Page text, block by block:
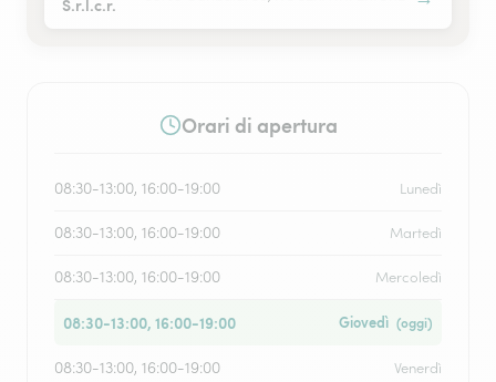
S.r.l.c.r.
Orari di apertura
08:30-13:00, 16:00-19:00 Lunedì
08:30-13:00, 16:00-19:00 Martedì
08:30-13:00, 16:00-19:00 Mercoledì
08:30-13:00, 16:00-19:00 Giovedì (oggi)
08:30-13:00, 16:00-19:00 Venerdì